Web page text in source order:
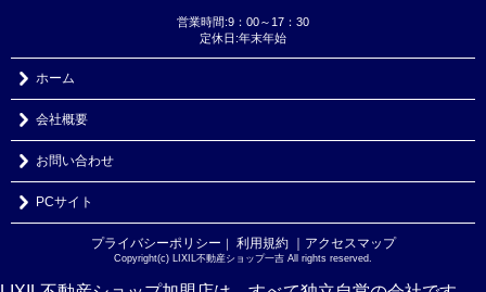
営業時間:9：00～17：30
定休日:年末年始
ホーム
会社概要
お問い合わせ
PCサイト
プライバシーポリシー ｜ 利用規約 ｜アクセスマップ
Copyright(c) LIXIL不動産ショップ一吉 All rights reserved.